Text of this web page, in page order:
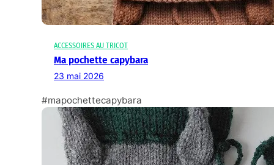
ACCESSOIRES AU TRICOT
Ma pochette capybara
23 mai 2026
#mapochettecapybara